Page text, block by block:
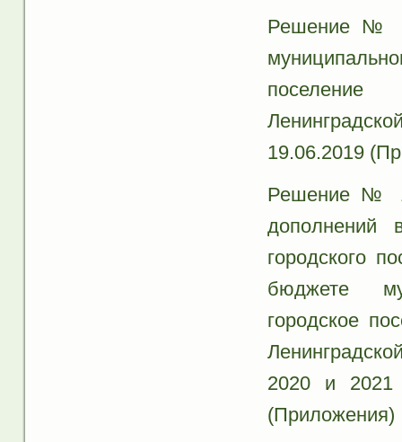
Решение №
поселение
19.06.2019
Решение №
дополнений
городского
бюджете
городское
2020 и 2021
(Приложения)